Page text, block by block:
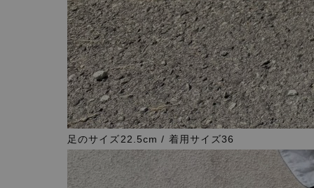
足のサイズ22.5cm / 着用サイズ36